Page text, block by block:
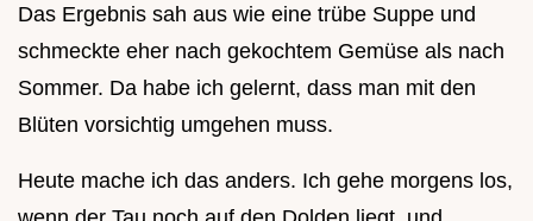
Das Ergebnis sah aus wie eine trübe Suppe und
schmeckte eher nach gekochtem Gemüse als nach
Sommer. Da habe ich gelernt, dass man mit den
Blüten vorsichtig umgehen muss.
Heute mache ich das anders. Ich gehe morgens los,